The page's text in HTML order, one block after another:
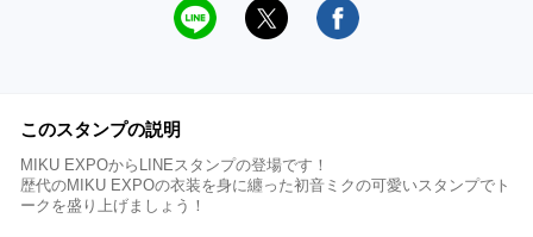
このスタンプの説明
MIKU EXPOからLINEスタンプの登場です！
歴代のMIKU EXPOの衣装を身に纏った初音ミクの可愛いスタンプでト
ークを盛り上げましょう！